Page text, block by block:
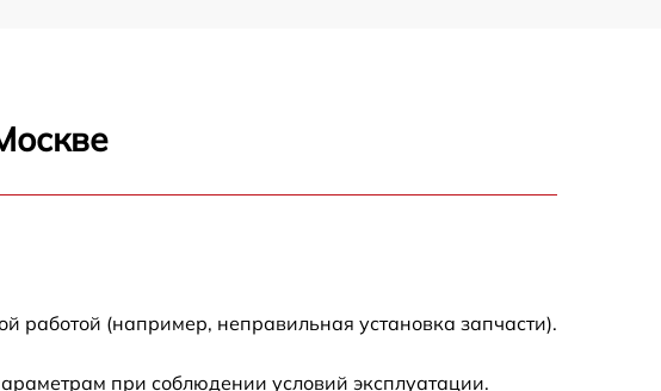
работой (например, неправильная установка запчасти).
при соблюдении условий эксплуатации.